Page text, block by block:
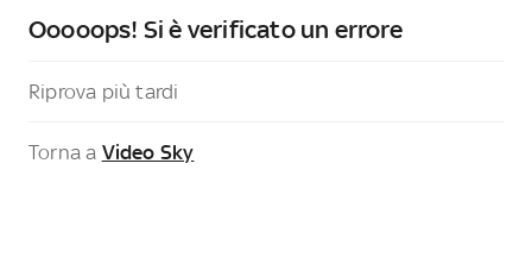
Ooooops! Si è verificato un errore
Riprova più tardi
Torna a Video Sky